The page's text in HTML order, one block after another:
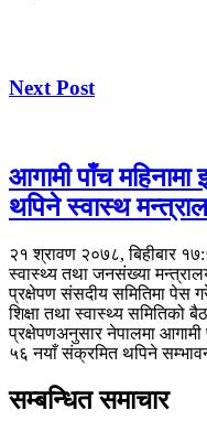
Next Post
आगामी पाँच
थपिने स्वास्थ
२१ श्रावण २०७८, बिहीबार
स्वास्थ्य तथा जनसंख्या
प्रक्षेपण संसदीय समितिमा पेस
शिक्षा तथा स्वास्थ्य समितिको
प्रक्षेपणअनुसार नेपालमा
५६ नयाँ संक्रमित थपिने
सम्बन्धित समाचार